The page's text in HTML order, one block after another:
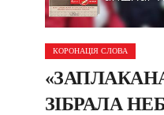
КОРОНАЦІЯ СЛОВА
ЗІБРАЛА